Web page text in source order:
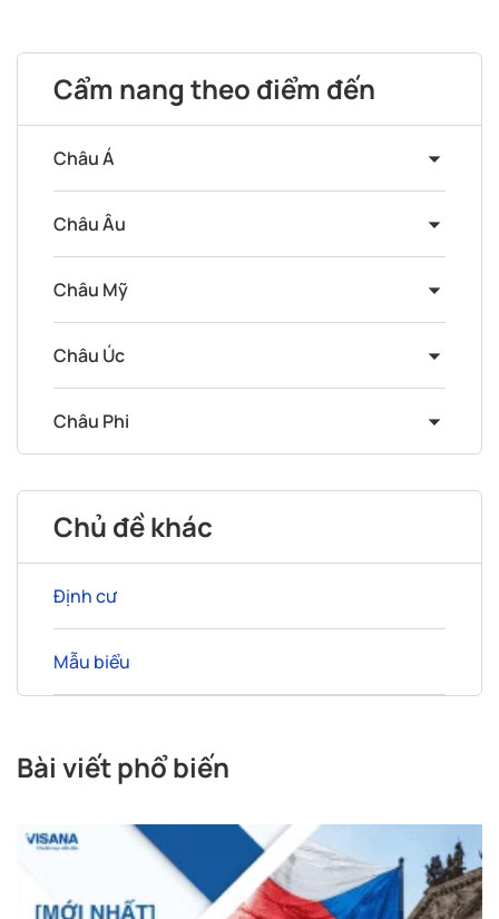
Cẩm nang theo điểm đến
Châu Á
Châu Âu
Châu Mỹ
Châu Úc
Châu Phi
Chủ đề khác
Định cư
Mẫu biểu
Bài viết phổ biến